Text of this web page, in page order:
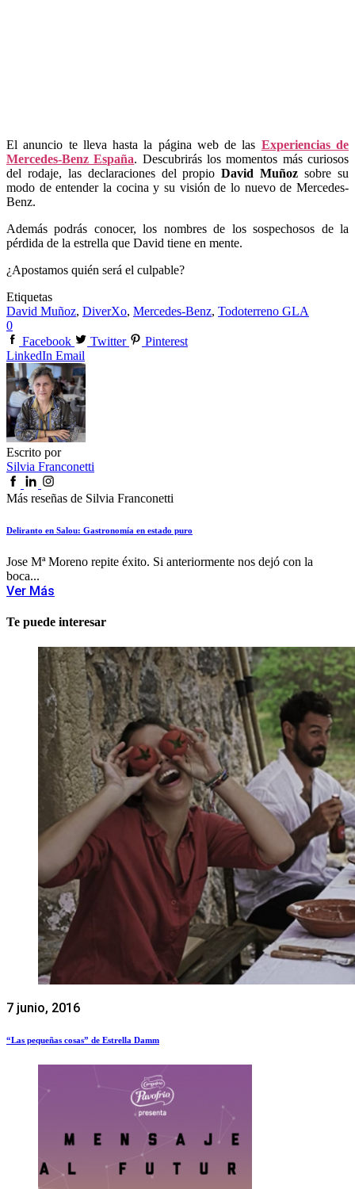
El anuncio te lleva hasta la página web de las Experiencias de
Mercedes-Benz España. Descubrirás los momentos más curiosos
del rodaje, las declaraciones del propioDavid Muñoz sobre su
modo de entender la cocina y su visión de lo nuevo de Mercedes-
Benz.
Además podrás conocer, los nombres de los sospechosos de la
pérdida de la estrella que David tiene en mente.
¿Apostamos quién será el culpable?
Etiquetas
David Muñoz, DiverXo, Mercedes-Benz, Todoterreno GLA
0
Facebook
Twitter
Pinterest
LinkedIn Email
Escrito por
Silvia Franconetti
Más reseñas de Silvia Franconetti
Deliranto en Salou: Gastronomía en estado puro
Jose Mª Moreno repite éxito. Si anteriormente nos dejó con la
boca...
Ver Más
Te puede interesar
7 junio, 2016
“Las pequeñas cosas” de Estrella Damm